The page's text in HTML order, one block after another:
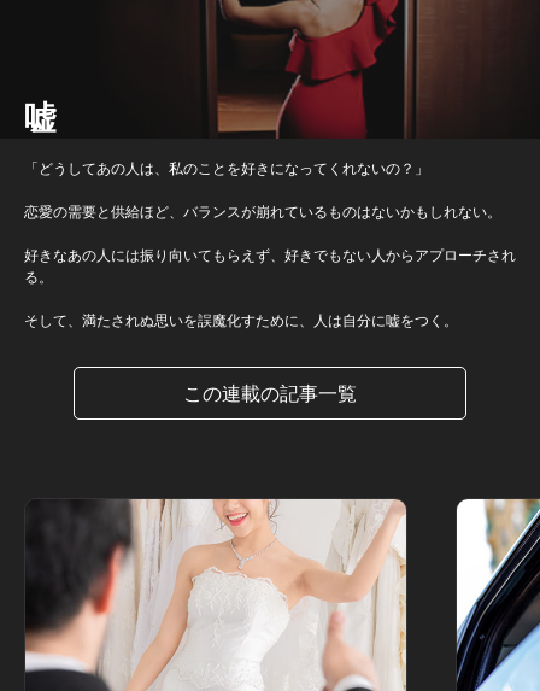
嘘
「どうしてあの人は、私のことを好きになってくれないの？」
恋愛の需要と供給ほど、バランスが崩れているものはないかもしれない。
好きなあの人には振り向いてもらえず、好きでもない人からアプローチされ
る。
そして、満たされぬ思いを誤魔化すために、人は自分に嘘をつく。
この連載の記事一覧